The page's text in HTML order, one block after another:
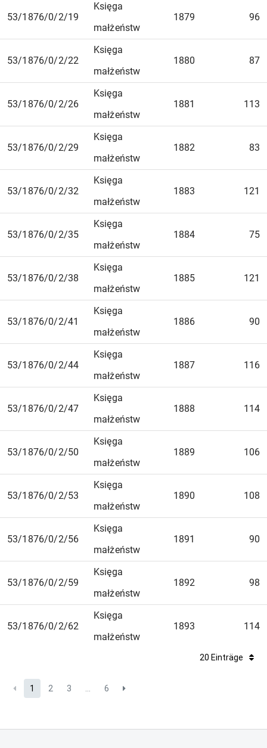
53/1876/0/2/19
Księga
małżeństw
1879 96
53/1876/0/2/22
Księga
małżeństw
1880 87
53/1876/0/2/26
Księga
małżeństw
1881 113
53/1876/0/2/29
Księga
małżeństw
1882 83
53/1876/0/2/32
Księga
małżeństw
1883 121
53/1876/0/2/35
Księga
małżeństw
1884 75
53/1876/0/2/38
Księga
małżeństw
1885 121
53/1876/0/2/41
Księga
małżeństw
1886 90
53/1876/0/2/44
Księga
małżeństw
1887 116
53/1876/0/2/47
Księga
małżeństw
1888 114
53/1876/0/2/50
Księga
małżeństw
1889 106
53/1876/0/2/53
Księga
małżeństw
1890 108
53/1876/0/2/56
Księga
małżeństw
1891 90
53/1876/0/2/59
Księga
małżeństw
1892 98
53/1876/0/2/62
Księga
małżeństw
1893 114
20 Einträge
1 2 3 6